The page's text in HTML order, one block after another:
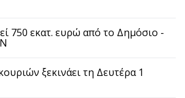
750 εκατ. ευρώ από το Δημόσιο -
ξεκινάει τη Δευτέρα 1